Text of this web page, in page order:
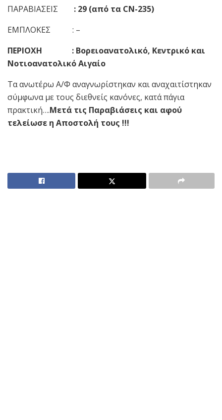
ΠΑΡΑΒΙΑΣΕΙΣ : 29 (από τα CN-235)
ΕΜΠΛΟΚΕΣ : –
ΠΕΡΙΟΧΗ : Βορειοανατολικό, Κεντρικό και
Νοτιοανατολικό Αιγαίο
Τα ανωτέρω Α/Φ αναγνωρίστηκαν και αναχαιτίστηκαν
σύμφωνα με τους διεθνείς κανόνες, κατά πάγια
πρακτική….Μετά τις Παραβιάσεις και αφού
τελείωσε η Αποστολή τους !!!